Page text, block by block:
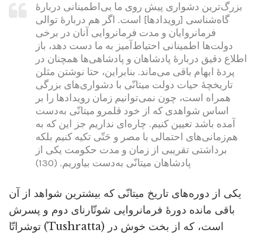
بزرگ‌ترین دشواری پیش روی ما بی‌اطمینانی دربارۀ
گاه‌شناسی [رویدادها] است. اگر هم دربارۀ توالی
فرمانروایان و مدت فرمانروایی آنان در برخی
دولت‌ها اطمینانی احتیاط‌آمیز به ما دست دهد، باز
اطلاع دقیق دربارۀ پادشاهان و پادشاهی‌ها همچنان در
پردۀ ابهام باقی می‌ماند. بنابراین، حتا نوشتن مثلن
تاریخچۀ حیات دولت میتانّی با دشواری‌های بزرگی
همراه است، چون نمی‌توانیم زمان رویدادها را بر
اساس شواهدی که از خود قلمرو میتانّی به‌دست
آمده باشد تعیین کنیم. چاره‌ای نداریم جز این که به
هم‌زمانی‌های احتمالی با مصر و حَتّی تکیه کنیم بلکه
برداشتی تقریبی از زمان و مدت حکومت یکی از
پادشاهان میتانّی به‌دست بیاوریم. (130)
یکی از دوره‌های تاریخ میتانّی که بیشترین شواهد از آن
باقی مانده دورۀ فرمانروایی شوتّارنای دوم و پسرش
توشراتّا (Tushratta) است، که از بخت خوش در